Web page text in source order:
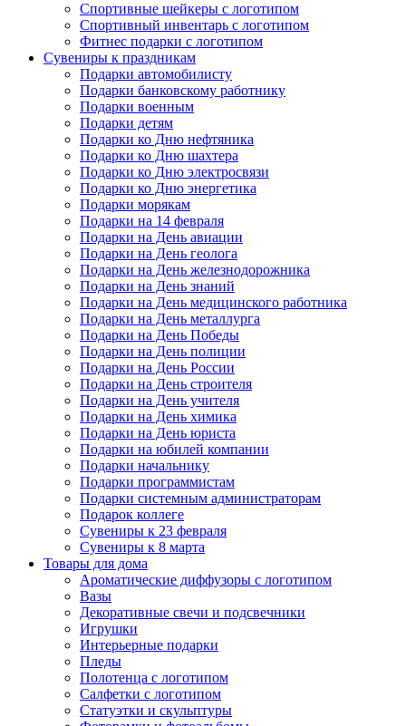
Спортивные шейкеры с логотипом
Спортивный инвентарь с логотипом
Фитнес подарки с логотипом
Сувениры к праздникам
Подарки автомобилисту
Подарки банковскому работнику
Подарки военным
Подарки детям
Подарки ко Дню нефтяника
Подарки ко Дню шахтера
Подарки ко Дню электросвязи
Подарки ко Дню энергетика
Подарки морякам
Подарки на 14 февраля
Подарки на День авиации
Подарки на День геолога
Подарки на День железнодорожника
Подарки на День знаний
Подарки на День медицинского работника
Подарки на День металлурга
Подарки на День Победы
Подарки на День полиции
Подарки на День России
Подарки на День строителя
Подарки на День учителя
Подарки на День химика
Подарки на День юриста
Подарки на юбилей компании
Подарки начальнику
Подарки программистам
Подарки системным администраторам
Подарок коллеге
Сувениры к 23 февраля
Сувениры к 8 марта
Товары для дома
Ароматические диффузоры с логотипом
Вазы
Декоративные свечи и подсвечники
Игрушки
Интерьерные подарки
Пледы
Полотенца с логотипом
Салфетки с логотипом
Статуэтки и скульптуры